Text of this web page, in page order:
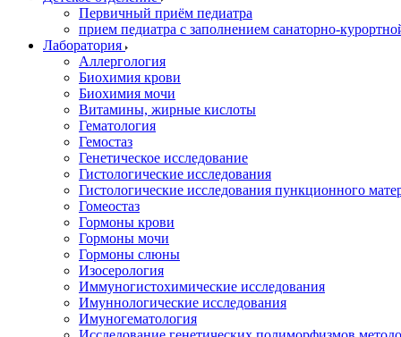
Первичный приём педиатра
прием педиатра с заполнением санаторно-
Лаборатория
Аллергология
Биохимия крови
Биохимия мочи
Витамины, жирные кислоты
Гематология
Гемостаз
Генетическое исследование
Гистологические исследования
Гистологические исследования пункционного
Гомеостаз
Гормоны крови
Гормоны мочи
Гормоны слюны
Изосерология
Иммуногистохимические исследования
Имуннологические исследования
Имуногематология